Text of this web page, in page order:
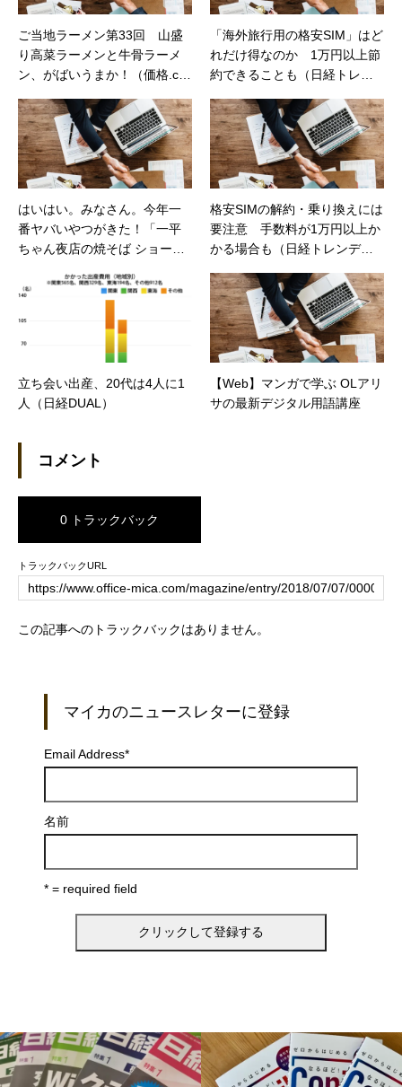
ご当地ラーメン第33回 山盛
り高菜ラーメンと牛骨ラーメ
ン、がばいうまか！（価格.co
「海外旅行用の格安SIM」はど
れだけ得なのか 1万円以上節
約できることも（日経トレン
はいはい。みなさん。今年一
番ヤバいやつがきた！「一平
ちゃん夜店の焼そば ショート
カクコムマガジン）
格安SIMの解約・乗り換えには
要注意 手数料が1万円以上か
かる場合も（日経トレンディ
立ち会い出産、20代は4人に1
人（日経DUAL）
【Web】マンガで学ぶ OLアリ
サの最新デジタル用語講座
コメント
0 トラックバック
トラックバックURL
この記事へのトラックバックはありません。
マイカのニュースレターに登録
Email Address*
名前
* = required field